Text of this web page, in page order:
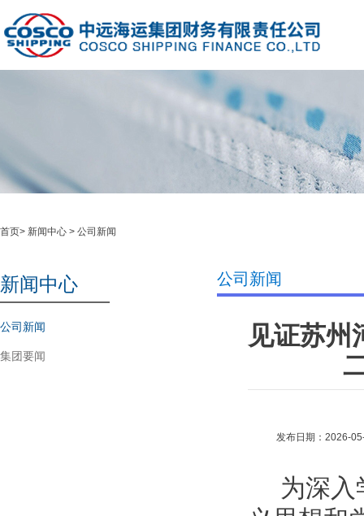
首页> 新闻中心 > 公司新闻
新闻中心
公司新闻
集团要闻
公司新闻
见证苏
发布日期：2026-
为深